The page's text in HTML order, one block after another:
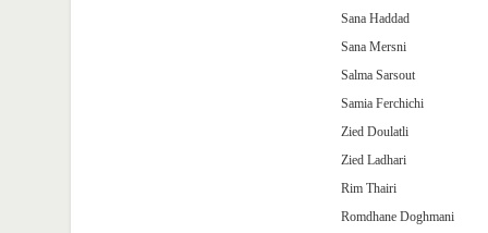
Sana Haddad
Sana Mersni
Salma Sarsout
Samia Ferchichi
Zied Doulatli
Zied Ladhari
Rim Thairi
Romdhane Doghmani